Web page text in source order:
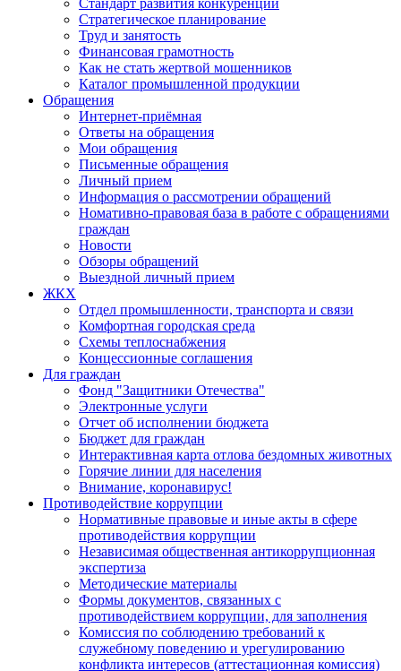
Стандарт развития конкуренции
Стратегическое планирование
Труд и занятость
Финансовая грамотность
Как не стать жертвой мошенников
Каталог промышленной продукции
Обращения
Интернет-приёмная
Ответы на обращения
Мои обращения
Письменные обращения
Личный прием
Информация о рассмотрении обращений
Номативно-правовая база в работе с обращениями
граждан
Новости
Обзоры обращений
Выездной личный прием
ЖКХ
Отдел промышленности, транспорта и связи
Комфортная городская среда
Схемы теплоснабжения
Концессионные соглашения
Для граждан
Фонд "Защитники Отечества"
Электронные услуги
Отчет об исполнении бюджета
Бюджет для граждан
Интерактивная карта отлова бездомных животных
Горячие линии для населения
Внимание, коронавирус!
Противодействие коррупции
Нормативные правовые и иные акты в сфере
противодействия коррупции
Независимая общественная антикоррупционная
экспертиза
Методические материалы
Формы документов, связанных с
противодействием коррупции, для заполнения
Комиссия по соблюдению требований к
служебному поведению и урегулированию
конфликта интересов (аттестационная комиссия)